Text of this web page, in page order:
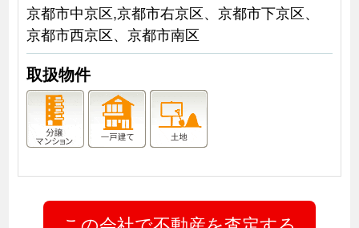
京都市中京区,京都市右京区、京都市下京区、
京都市西京区、京都市南区
取扱物件